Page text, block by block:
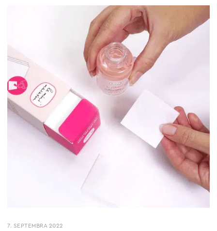
7. SEPTEMBRA 2022